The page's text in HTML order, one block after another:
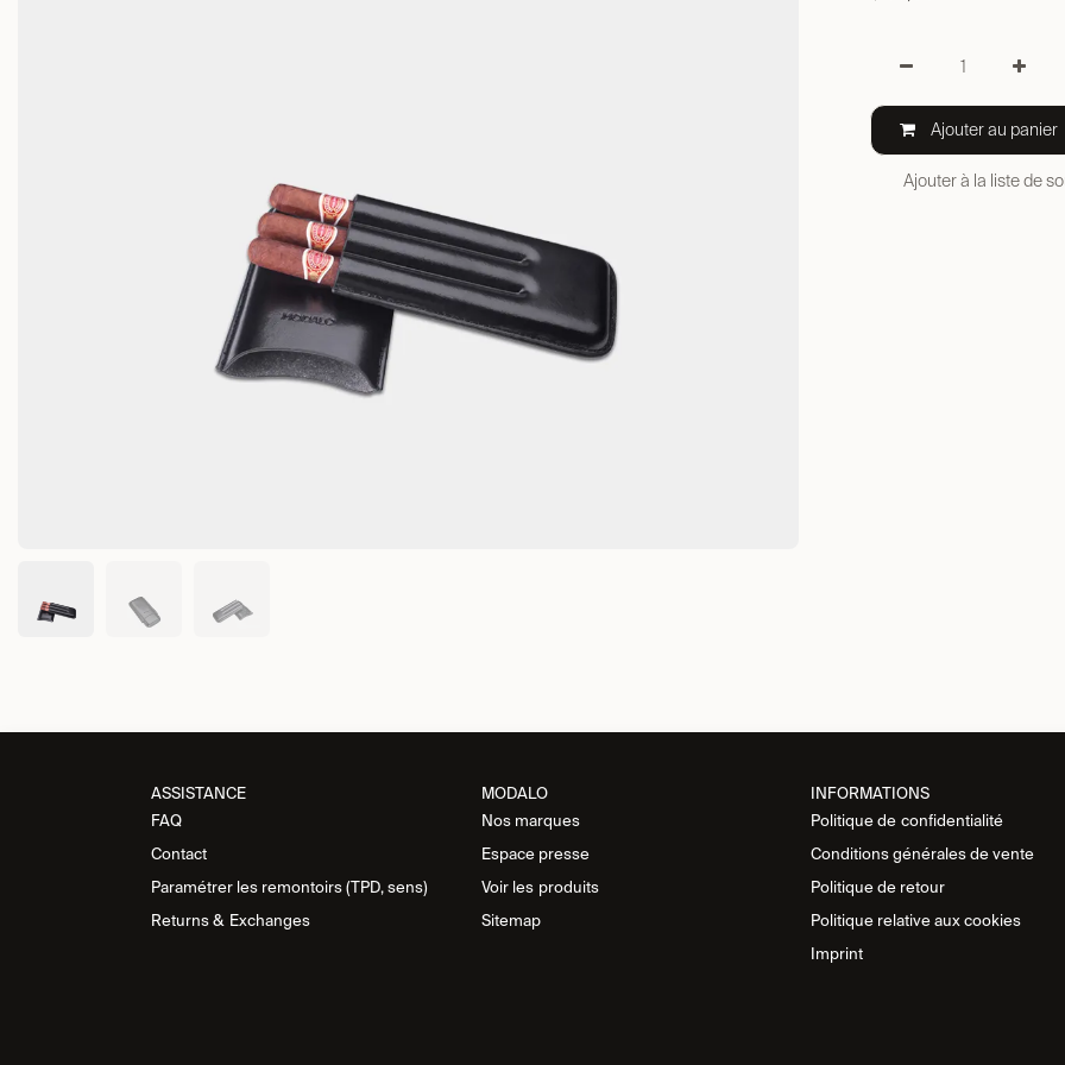
Ajouter au panier
Ajouter à la liste de
MODALO
Nos marques
Espace presse
Voir les produits
Sitemap
ASSISTANCE​
FAQ
Contact
Paramétrer les remontoirs (TPD, sens)
Returns & Exchanges
INFORMATIONS
Politique de confidentialité
Conditions générales de vente
Politique de retour
Politique relative aux cookies
Imprint